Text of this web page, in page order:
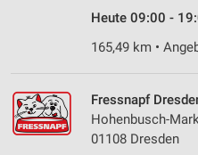
Heute 09:00 -
165,49 km •
Fressnapf
Hohenbusch-
01108 Dresden
Kombinationen von Daten
Verwendung reduzierter
Inhalten